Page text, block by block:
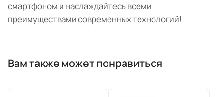
смартфоном и наслаждайтесь всеми
преимуществами современных технологий!
Вам также может понравиться